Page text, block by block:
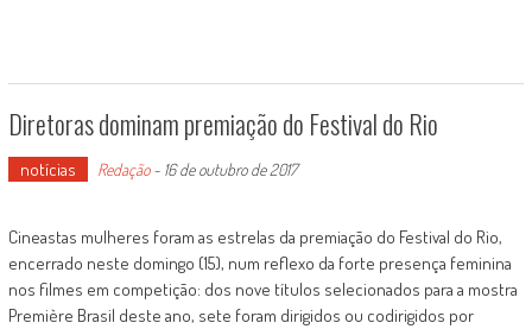
Diretoras dominam premiação do Festival do Rio
notícias Redação- 16 de outubro de 2017
Cineastas mulheres foram as estrelas da premiação do Festival do Rio,
encerrado neste domingo (15), num reflexo da forte presença feminina
nos filmes em competição: dos nove títulos selecionados para a mostra
Première Brasil deste ano, sete foram dirigidos ou codirigidos por